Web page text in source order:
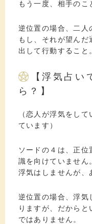
もう一度、相手のこ
逆位置の場合、二人
もし、それが望ん
出して行動すること
【浮気占い
ら？】
（恋人が浮気をし
ています）
ソードの４は、正
識を向けていません
浮気はしませんが、
逆位置の場合、浮気
りますが、だから
ではありません。